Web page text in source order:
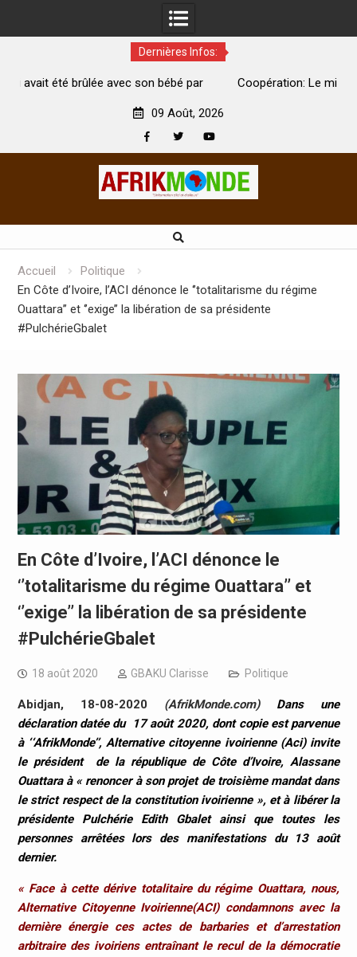
Dernières Infos:
par
Coopération: Le ministre Indien Kirti Vardhan Singh à
09 Août, 2026
Accueil
Politique
En Côte d’Ivoire, l’ACI dénonce le ‘’totalitarisme du régime
Ouattara’’ et ‘’exige’’ la libération de sa présidente
#PulchérieGbalet
En Côte d’Ivoire, l’ACI dénonce le
‘’totalitarisme du régime Ouattara’’ et
‘’exige’’ la libération de sa présidente
#PulchérieGbalet
18 août 2020 GBAKU Clarisse Politique
Abidjan, 18-08-2020 (AfrikMonde.com) Dans une
déclaration datée du 17 août 2020, dont copie est parvenue
à ‘‘AfrikMonde’’, Alternative citoyenne ivoirienne (Aci) invite
le président de la république de Côte d’Ivoire, Alassane
Ouattara à « renoncer à son projet de troisième mandat dans
le strict respect de la constitution ivoirienne », et à libérer la
présidente Pulchérie Edith Gbalet ainsi que toutes les
personnes arrêtées lors des manifestations du 13 août
dernier.
« Face à cette dérive totalitaire du régime Ouattara, nous,
Alternative Citoyenne Ivoirienne(ACI) condamnons avec la
dernière énergie ces actes de barbaries et d’arrestation
arbitraire des ivoiriens entraînant le recul de la démocratie